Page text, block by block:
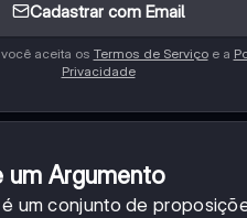
Cadastrar com Email
aceita os Termos de Serviçoe a
Privacidade
um Argumento
é um conjunto de